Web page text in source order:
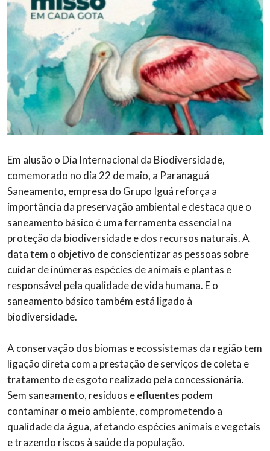
Em alusão o Dia Internacional da Biodiversidade,
comemorado no dia 22 de maio, a Paranaguá
Saneamento, empresa do Grupo Iguá reforça a
importância da preservação ambiental e destaca que o
saneamento básico é uma ferramenta essencial na
proteção da biodiversidade e dos recursos naturais. A
data tem o objetivo de conscientizar as pessoas sobre
cuidar de inúmeras espécies de animais e plantas e
responsável pela qualidade de vida humana. E o
saneamento básico também está ligado à
biodiversidade.
A conservação dos biomas e ecossistemas da região tem
ligação direta com a prestação de serviços de coleta e
tratamento de esgoto realizado pela concessionária.
Sem saneamento, resíduos e efluentes podem
contaminar o meio ambiente, comprometendo a
qualidade da água, afetando espécies animais e vegetais
e trazendo riscos à saúde da população.